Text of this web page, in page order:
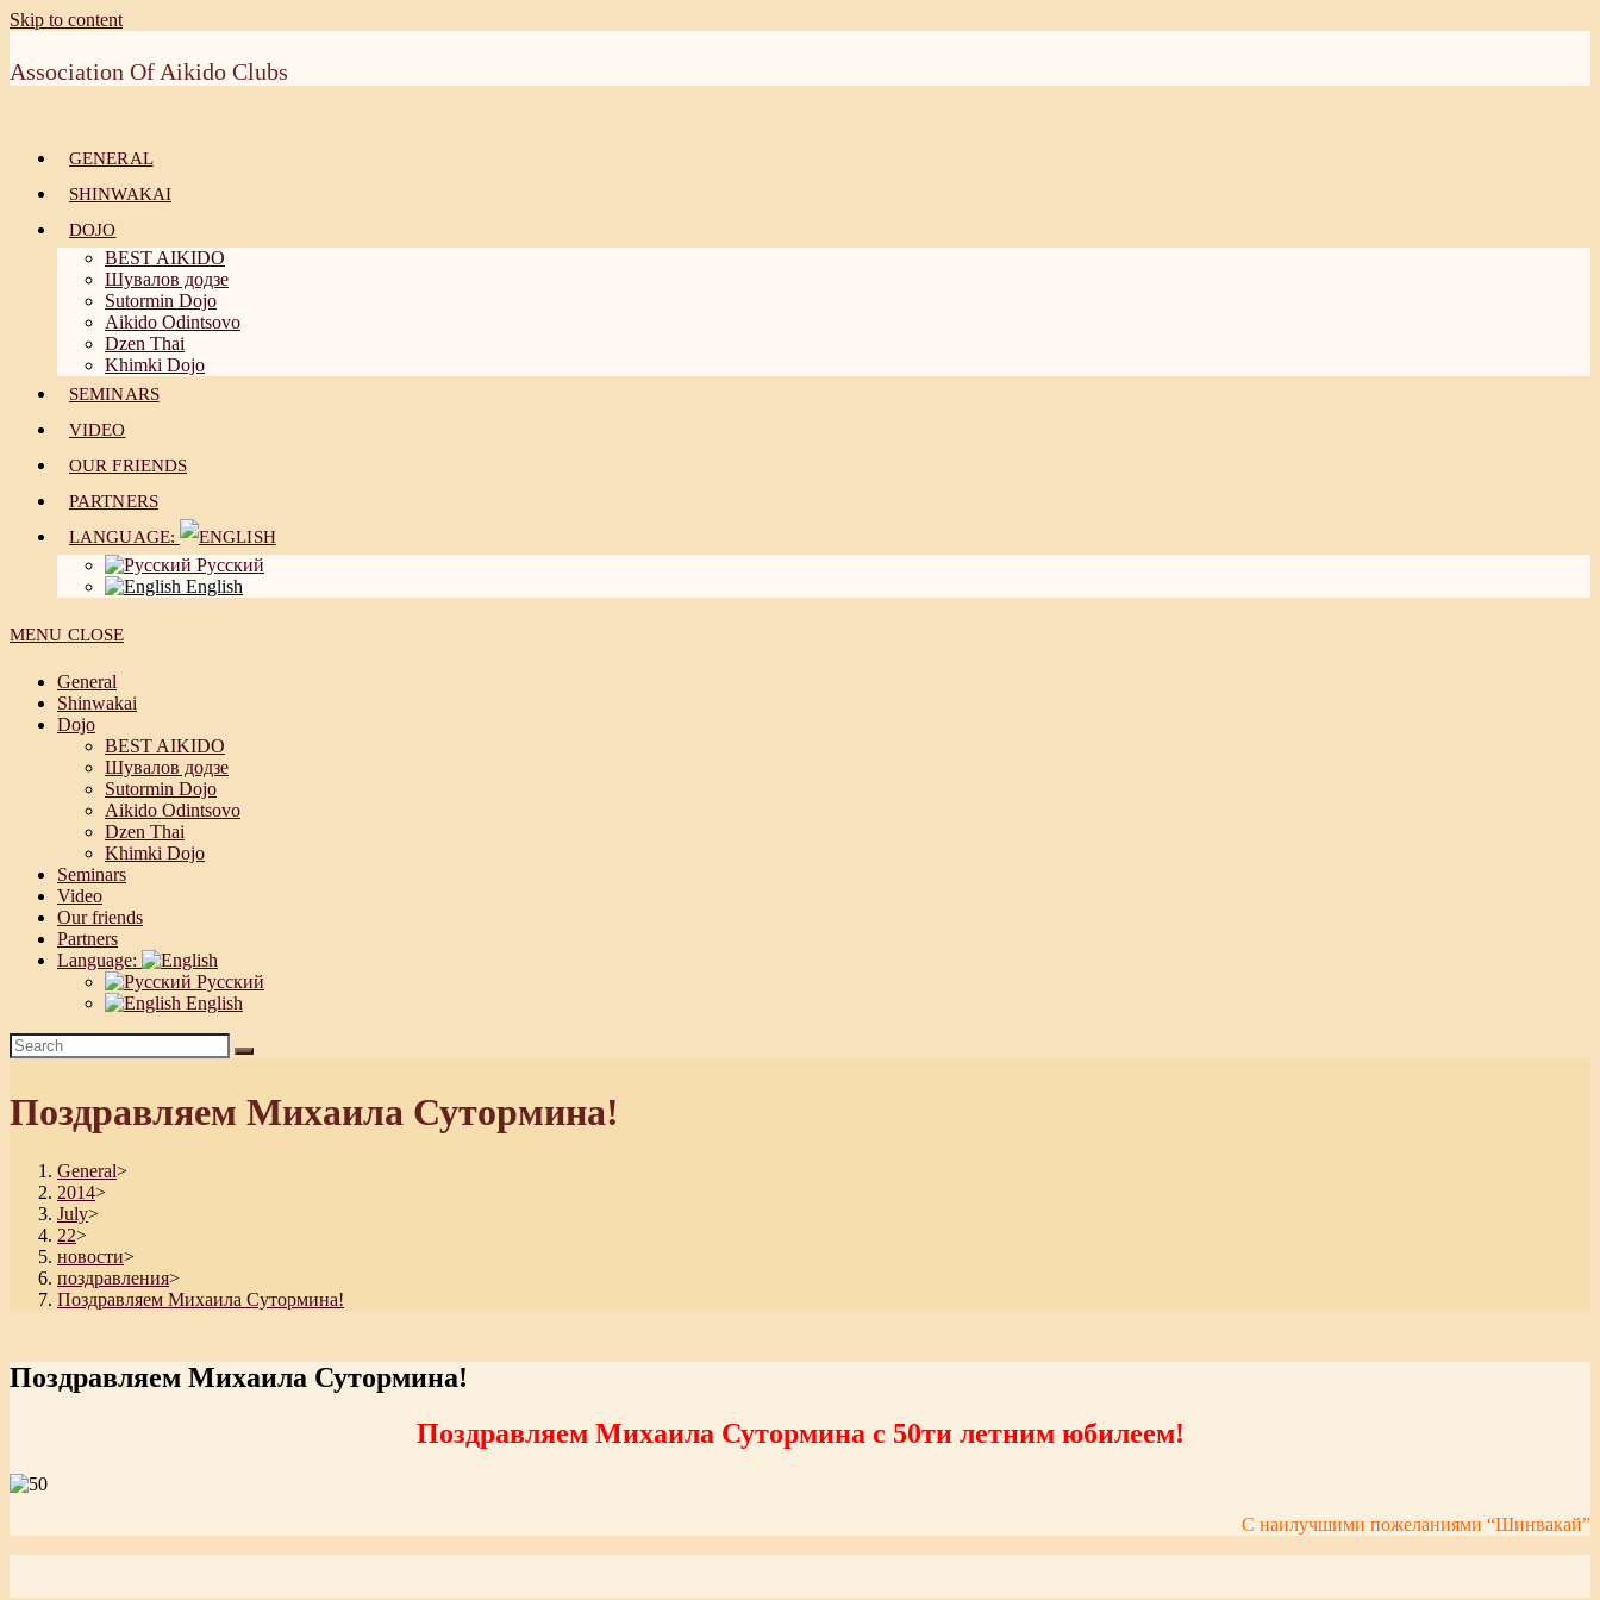
Skip to content
Association Of Aikido Clubs
GENERAL
SHINWAKAI
DOJO
BEST AIKIDO
Шувалов додзе
Sutormin Dojo
Aikido Odintsovo
Dzen Thai
Khimki Dojo
SEMINARS
VIDEO
OUR FRIENDS
PARTNERS
LANGUAGE:
Русский
English
MENU CLOSE
General
Shinwakai
Dojo
BEST AIKIDO
Шувалов додзе
Sutormin Dojo
Aikido Odintsovo
Dzen Thai
Khimki Dojo
Seminars
Video
Our friends
Partners
Language:
Русский
English
Поздравляем Михаила Сутормина!
General>
2014>
July>
22>
новости>
поздравления>
Поздравляем Михаила Сутормина!
Поздравляем Михаила Сутормина!
Поздравляем Михаила Сутормина с 50ти летним юбилеем!
С наилучшими пожеланиями “Шинвакай”